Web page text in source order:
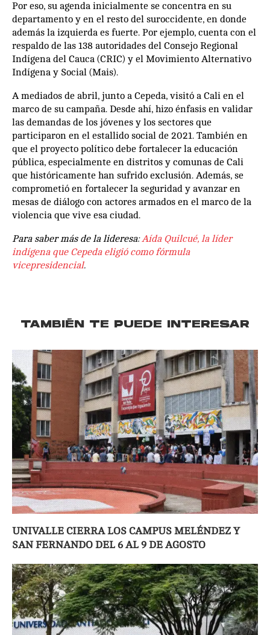
Por eso, su agenda inicialmente se concentra en su
departamento y en el resto del suroccidente, en donde
además la izquierda es fuerte. Por ejemplo, cuenta con el
respaldo de las 138 autoridades del Consejo Regional
Indígena del Cauca (CRIC) y el Movimiento Alternativo
Indígena y Social (Mais).
A mediados de abril, junto a Cepeda, visitó a Cali en el
marco de su campaña. Desde ahí, hizo énfasis en validar
las demandas de los jóvenes y los sectores que
participaron en el estallido social de 2021. También en
que el proyecto político debe fortalecer la educación
pública, especialmente en distritos y comunas de Cali
que históricamente han sufrido exclusión. Además, se
comprometió en fortalecer la seguridad y avanzar en
mesas de diálogo con actores armados en el marco de la
violencia que vive esa ciudad.
Para saber más de la lideresa:Aída Quilcué, la líder
indígena que Cepeda eligió como fórmula
vicepresidencial.
TAMBIÉN TE PUEDE INTERESAR
UNIVALLE CIERRA LOS CAMPUS MELÉNDEZ Y
SAN FERNANDO DEL 6 AL 9 DE AGOSTO